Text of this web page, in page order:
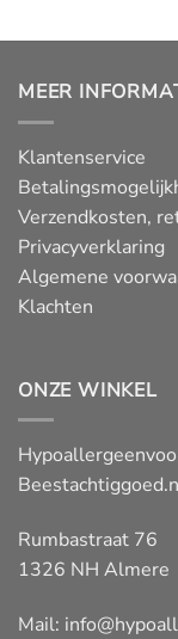
MEER
Klantenservice
Verzendkosten,
Privacyverklaring
Algemene
Klachten
ONZE WINKEL
Rumbastraat 76
1326 NH Almere
Mail: